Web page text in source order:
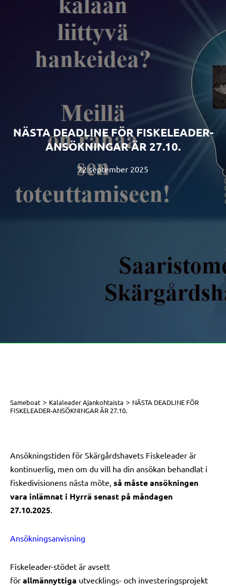
NÄSTA DEADLINE FÖR FISKELEADER-
ANSÖKNINGAR ÄR 27.10.
22 september 2025
Sameboat > Kalaleader Ajankohtaista > NÄSTA DEADLINE FÖR
FISKELEADER-ANSÖKNINGAR ÄR 27.10.
Ansökningstiden för Skärgårdshavets Fiskeleader är
kontinuerlig, men om du vill ha din ansökan behandlat i
fiskedivisionens nästa möte, så måste ansökningen
vara inlämnat i Hyrrä senast på måndagen
27.10.2025.
Ansökningsanvisning
Fiskeleader-stödet är avsett
för allmännyttiga utvecklings- och investeringsprojekt